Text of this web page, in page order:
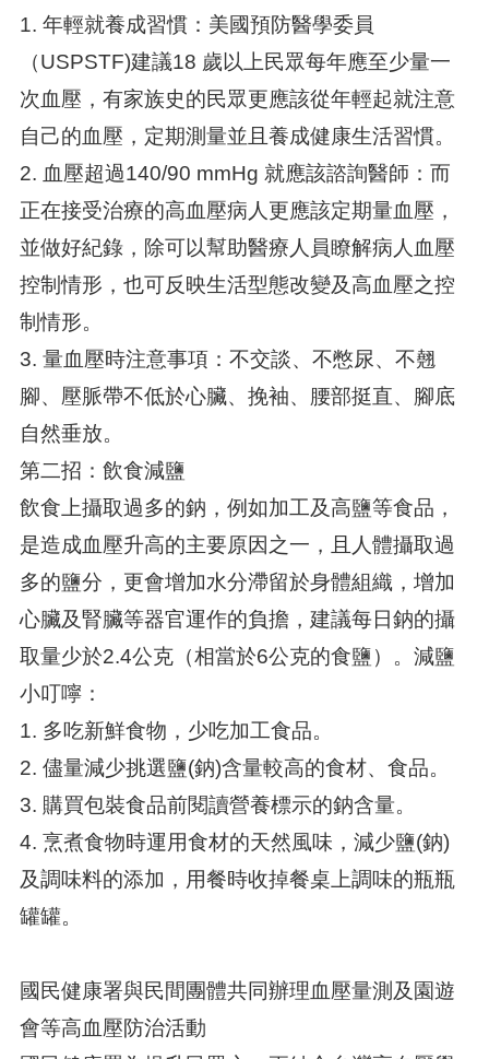
1. 年輕就養成習慣：美國預防醫學委員
（USPSTF)建議18 歲以上民眾每年應至少量一
次血壓，有家族史的民眾更應該從年輕起就注意
自己的血壓，定期測量並且養成健康生活習慣。
2. 血壓超過140/90 mmHg 就應該諮詢醫師：而
正在接受治療的高血壓病人更應該定期量血壓，
並做好紀錄，除可以幫助醫療人員瞭解病人血壓
控制情形，也可反映生活型態改變及高血壓之控
制情形。
3. 量血壓時注意事項：不交談、不憋尿、不翹
腳、壓脈帶不低於心臟、挽袖、腰部挺直、腳底
自然垂放。
第二招：飲食減鹽
飲食上攝取過多的鈉，例如加工及高鹽等食品，
是造成血壓升高的主要原因之一，且人體攝取過
多的鹽分，更會增加水分滯留於身體組織，增加
心臟及腎臟等器官運作的負擔，建議每日鈉的攝
取量少於2.4公克（相當於6公克的食鹽）。減鹽
小叮嚀：
1. 多吃新鮮食物，少吃加工食品。
2. 儘量減少挑選鹽(鈉)含量較高的食材、食品。
3. 購買包裝食品前閱讀營養標示的鈉含量。
4. 烹煮食物時運用食材的天然風味，減少鹽(鈉)
及調味料的添加，用餐時收掉餐桌上調味的瓶瓶
罐罐。
國民健康署與民間團體共同辦理血壓量測及園遊
會等高血壓防治活動